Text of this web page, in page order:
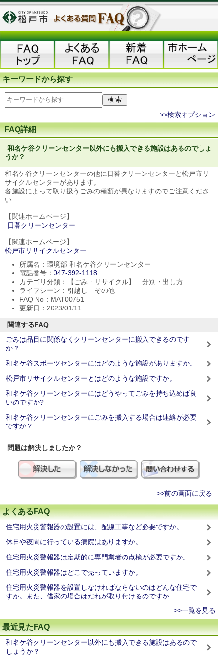
キーワードから探す
>>検索オプション
FAQ詳細
和名ケ谷クリーンセンター以外にも搬入できる施設はあるのでしょ
うか？
和名ケ谷クリーンセンターの他に日暮クリーンセンターと松戸市リ
サイクルセンターがあります。
各施設によって取り扱うごみの種類が異なりますのでご注意くださ
い
【関連ホームページ】
日暮クリーンセンター
【関連ホームページ】
松戸市リサイクルセンター
所属名：環境部 和名ケ谷クリーンセンター
電話番号： 047-392-1118
カテゴリ分類：【ごみ・リサイクル】 分別・出し方
ライフシーン：引越し その他
FAQ No：MAT00751
更新日：2023/01/11
関連するFAQ
ごみは品目に関係なくクリーンセンターに搬入できるのです
か？
和名ケ谷スポーツセンターにはどのような施設がありますか。
松戸市リサイクルセンターとはどのような施設ですか。
和名ケ谷クリーンセンターにはどうやってごみを持ち込めば良
いのですか?
和名ケ谷クリーンセンターにごみを搬入する場合は連絡が必要
ですか？
問題は解決しましたか？
>>前の画面に戻る
よくあるFAQ
住宅用火災警報器の設置には、配線工事など必要ですか。
休日や夜間に行っている病院はありますか。
住宅用火災警報器は定期的に専門業者の点検が必要ですか。
住宅用火災警報器はどこで売っていますか。
住宅用火災警報器を設置しなければならないのはどんな住宅で
すか。また、借家の場合はだれが取り付けるのですか
>>一覧を見る
最近見たFAQ
和名ケ谷クリーンセンター以外にも搬入できる施設はあるので
しょうか？